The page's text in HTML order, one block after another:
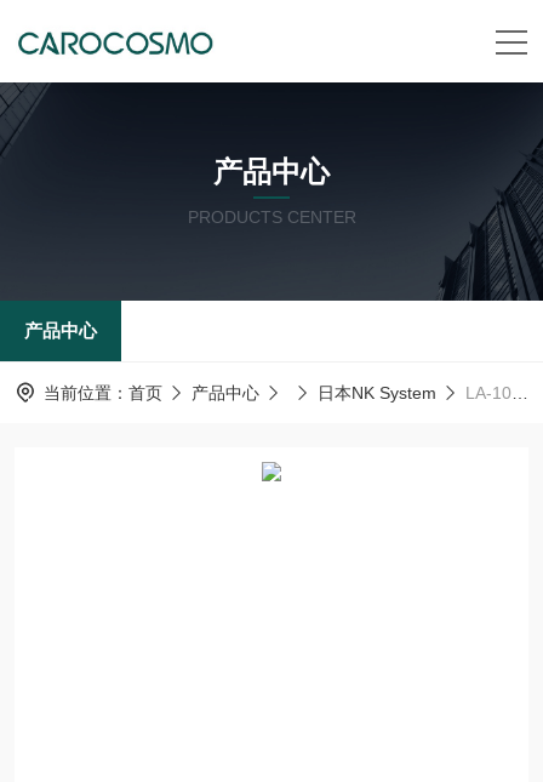
产品中心
PRODUCTS CENTER
产品中心
当前位置： 首页 产品中心 日本NK System LA-105日本NK System 植物光源光分析仪